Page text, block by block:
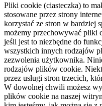
Pliki cookie (ciasteczka) to
stosowane przez strony
korzystać ze stron w bardziej
możemy przechowywać pliki
jeśli jest to niezbędne do
wszystkich innych rodzajów
zezwolenia użytkownika.
rodzajów plików cookie.
przez usługi stron trzecich,
W dowolnej chwili możesz
plików cookie na naszej